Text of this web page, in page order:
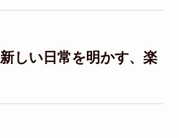
しい日常を明かす、楽